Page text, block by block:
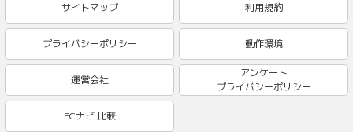
サイトマップ 利用規約
プライバシーポリシー 動作環境
運営会社
アンケート
プライバシーポリシー
ECナビ 比較